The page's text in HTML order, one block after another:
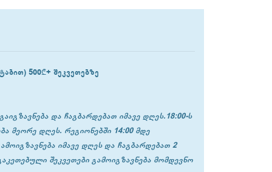
500₾+ შეკვეთებზე
და ჩაგბარდებათ იმავე დღეს.18:00-ს
მეორე დღეს. რეგიონებში 14:00 მდე
იმავე დღეს და ჩაგბარდებათ 2
შეკვეთები გამოიგზავნება მომდევნო